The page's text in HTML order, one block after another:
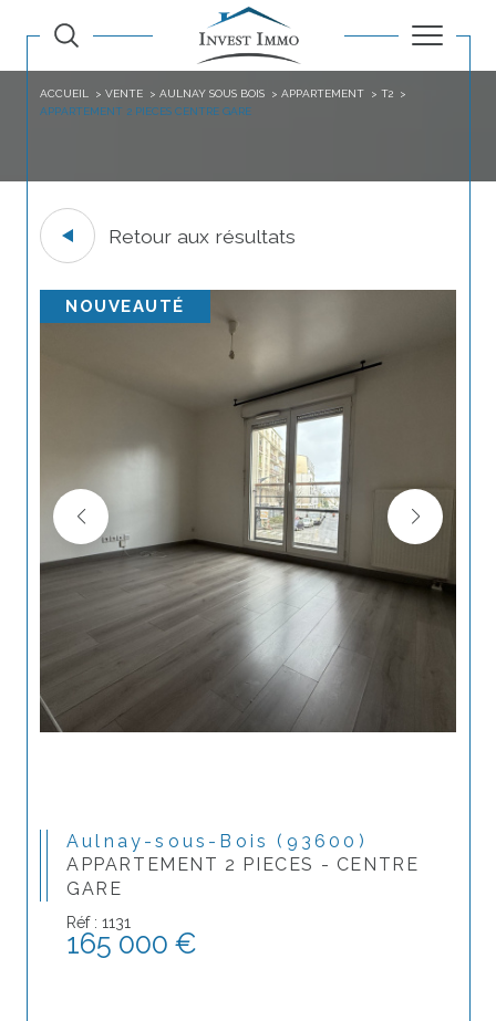
ACCUEIL VENTE AULNAY SOUS BOIS APPARTEMENT
T2
APPARTEMENT 2 PIECES CENTRE GARE
Retour aux résultats
NOUVEAUTÉ
Aulnay-sous-Bois (93600)
APPARTEMENT 2 PIECES - CENTRE
GARE
Réf : 1131
165 000 €